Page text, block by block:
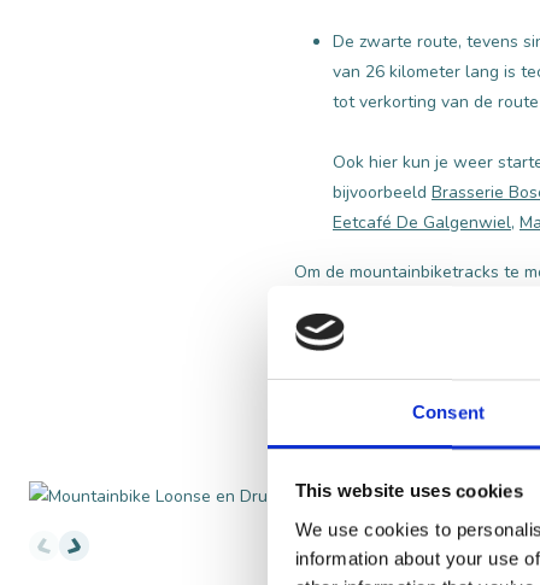
Consent
This website uses cookies
We use cookies to
information about your use
De zwarte route, tevens
van 26 kilometer lang is
tot verkorting van de
Ook hier kun je weer
bijvoorbeeld Brasserie
Eetcafé De Galgenwiel,
Om de mountainbiketracks te
BEKIJK DE
mountainbike foto's